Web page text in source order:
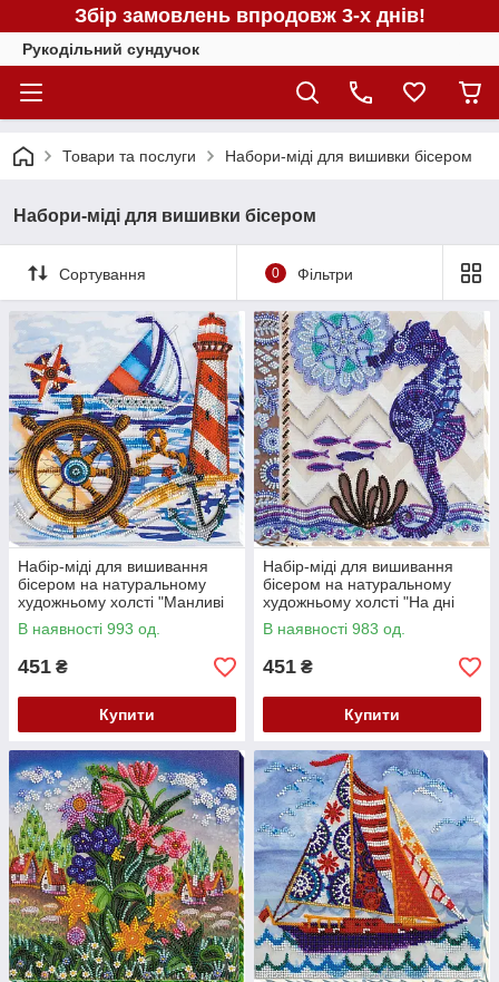
Збір замовлень впродовж 3-х днів!
Рукодільний сундучок
Товари та послуги Набори-міді для вишивки бісером
Набори-міді для вишивки бісером
Сортування 0 Фільтри
Набір-міді для вишивання
бісером на натуральному
художньому холсті "Манливі
далі" Абрис Арт AMB-007
В наявності 993 од.
451 ₴
Купити
Набір-міді для вишивання
бісером на натуральному
художньому холсті "На дні
морському" Абрис Арт AMB-
008
В наявності 983 од.
451 ₴
Купити